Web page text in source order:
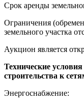
Срок аренды
Ограничения
земельного участка
Аукцион является
Технические
строительства к
Энергоснабжение: